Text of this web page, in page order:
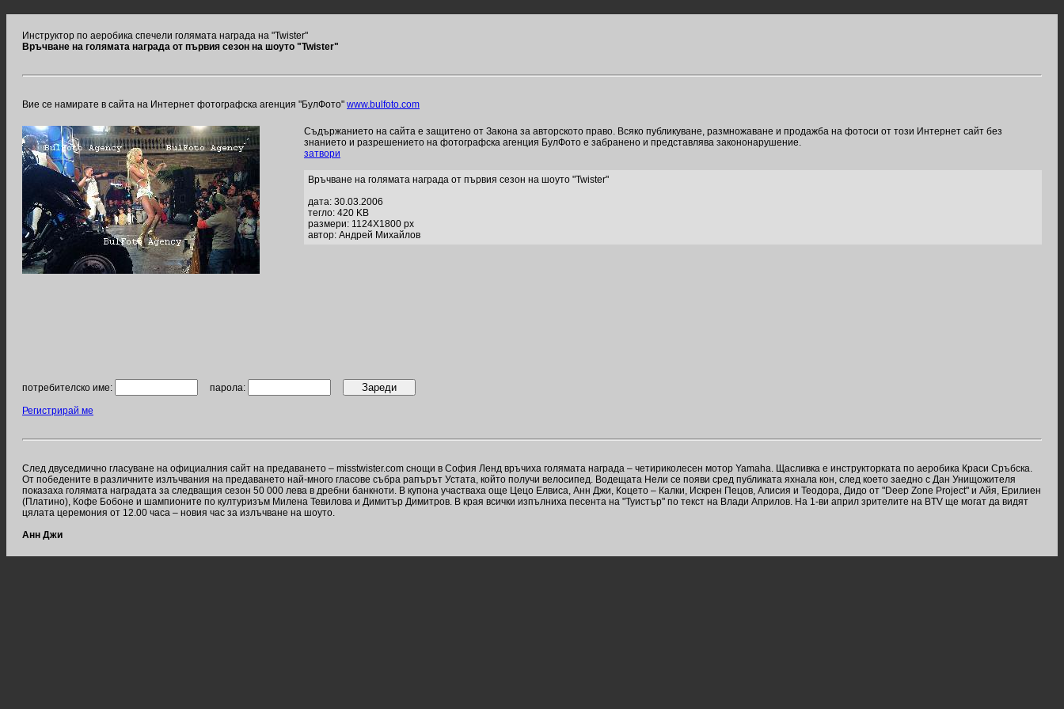
Инструктор по аеробика спечели голямата награда на "Twister"
Връчване на голямата награда от първия сезон на шоуто "Twister"
Вие се намирате в сайта на Интернет фотографска агенция "БулФото" www.bulfoto.com
Съдържанието на сайта е защитено от Закона за авторското право. Всяко публикуване, размножаване и продажба на фотоси от този Интернет сайт без
знанието и разрешението на фотографска агенция БулФото е забранено и представлява закононарушение.
затвори
Връчване на голямата награда от първия сезон на шоуто "Twister"
дата: 30.03.2006
тегло: 420 KB
размери: 1124X1800 px
автор: Андрей Михайлов
потребителско име: парола:
Регистрирай ме
След двуседмично гласуване на официалния сайт на предаването – misstwister.com снощи в София Ленд връчиха голямата награда – четириколесен мотор Yamaha. Щасливка е инструкторката по аеробика Краси Сръбска.
От победените в различните излъчвания на предаването най-много гласове събра рапърът Устата, който получи велосипед. Водещата Нели се появи сред публиката яхнала кон, след което заедно с Дан Унищожителя
показаха голямата наградата за следващия сезон 50 000 лева в дребни банкноти. В купона участваха още Цецо Елвиса, Анн Джи, Коцето – Калки, Искрен Пецов, Алисия и Теодора, Дидо от "Deep Zone Project" и Айя, Ерилиен
(Платино), Кофе Бобоне и шампионите по културизъм Милена Тевилова и Димитър Димитров. В края всички изпълниха песента на "Туистър" по текст на Влади Априлов. На 1-ви април зрителите на BTV ще могат да видят
цялата церемония от 12.00 часа – новия час за излъчване на шоуто.
Анн Джи